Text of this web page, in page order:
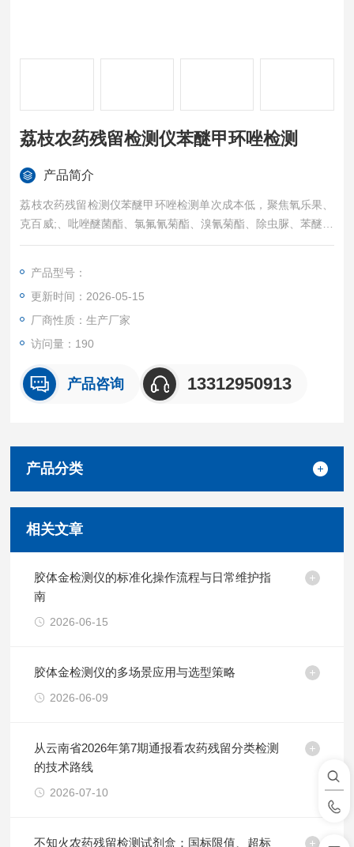
荔枝农药残留检测仪苯醚甲环唑检测
产品简介
荔枝农药残留检测仪苯醚甲环唑检测单次成本低，聚焦氧乐果、
克百威;、吡唑醚菌酯、氯氟氰菊酯、溴氰菊酯、除虫脲、苯醚甲
环唑、氯氰菊酯等多项高风险农残，让批量筛查简单化。
成基础检测。采用反射光谱测试技术，525nm精准波长，自动识
别CT线位置，结果阴性阳性清晰判读。四通道检测，上机检测时
间小于5秒。
产品型号：
更新时间：2026-05-15
厂商性质：生产厂家
访问量：190
产品咨询 13312950913
产品分类
相关文章
胶体金检测仪的标准化操作流程与日常维护指
南
2026-06-15
胶体金检测仪的多场景应用与选型策略
2026-06-09
从云南省2026年第7期通报看农药残留分类检测
的技术路线
2026-07-10
不知火农药残留检测试剂盒：国标限值、超标